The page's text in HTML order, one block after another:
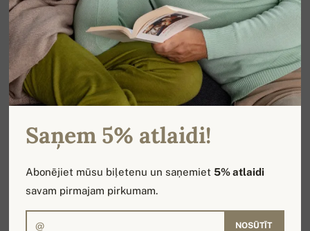
Saņem 5% atlaidi!
Abonējiet mūsu biļetenu un saņemiet5% atlaidi
savam pirmajam pirkumam.
NOSŪTĪT